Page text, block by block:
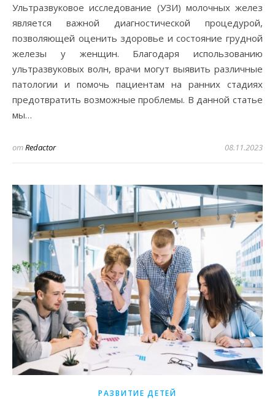
Ультразвуковое исследование (УЗИ) молочных желез
является важной диагностической процедурой,
позволяющей оценить здоровье и состояние грудной
железы у женщин. Благодаря использованию
ультразвуковых волн, врачи могут выявить различные
патологии и помочь пациентам на ранних стадиях
предотвратить возможные проблемы. В данной статье
мы…
отRedactor 08.11.2023
РАЗВИТИЕ ДЕТЕЙ